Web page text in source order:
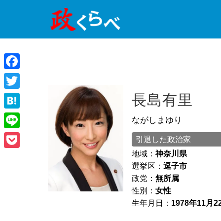
長島有里
ながしまゆり
引退した政治家
地域：神奈川県
選挙区： 逗子市
政党： 無所属
性別： 女性
生年月日： 1978年11月
Facebook
Twitter
Hatena
Line